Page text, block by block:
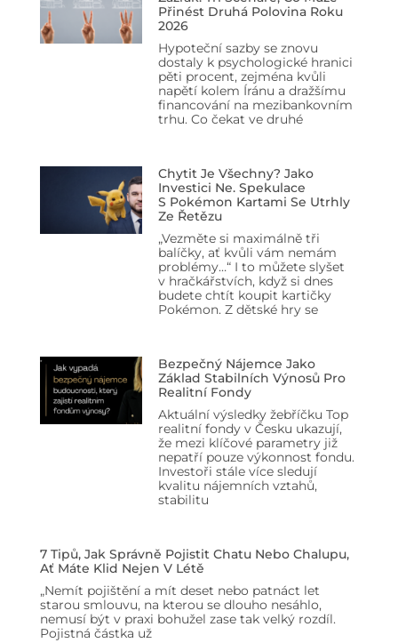
Přinést Druhá Polovina Roku
2026
Hypoteční sazby se znovu
dostaly k psychologické hranici
pěti procent, zejména kvůli
napětí kolem Íránu a dražšímu
financování na mezibankovním
trhu. Co čekat ve druhé
Chytit Je Všechny? Jako
Investici Ne. Spekulace
S Pokémon Kartami Se Utrhly
Ze Řetězu
„Vezměte si maximálně tři
balíčky, ať kvůli vám nemám
problémy…“ I to můžete slyšet
v hračkářstvích, když si dnes
budete chtít koupit kartičky
Pokémon. Z dětské hry se
Bezpečný Nájemce Jako
Základ Stabilních Výnosů Pro
Realitní Fondy
Aktuální výsledky žebříčku Top
realitní fondy v Česku ukazují,
že mezi klíčové parametry již
nepatří pouze výkonnost fondu.
Investoři stále více sledují
kvalitu nájemních vztahů,
stabilitu
7 Tipů, Jak Správně Pojistit Chatu Nebo Chalupu,
Ať Máte Klid Nejen V Létě
„Nemít pojištění a mít deset nebo patnáct let
starou smlouvu, na kterou se dlouho nesáhlo,
nemusí být v praxi bohužel zase tak velký rozdíl.
Pojistná částka už